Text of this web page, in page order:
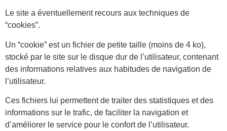
Le site a éventuellement recours aux techniques de
“cookies”.
Un “cookie” est un fichier de petite taille (moins de 4 ko),
stocké par le site sur le disque dur de l’utilisateur, contenant
des informations relatives aux habitudes de navigation de
l’utilisateur.
Ces fichiers lui permettent de traiter des statistiques et des
informations sur le trafic, de faciliter la navigation et
d’améliorer le service pour le confort de l’utilisateur.